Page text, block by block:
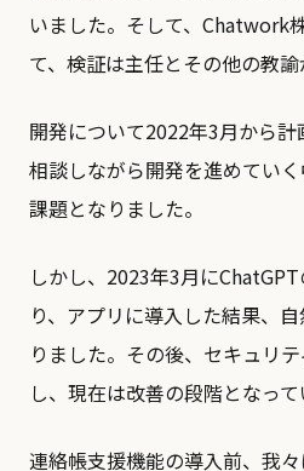
いました。そして、Chatwork
て、検証は主任とその他の教諭
開発について2022年3月から
相談しながら開発を進めてい
課題となりました。
しかし、2023年3月に
り、アプリに導入した結果、
りました。その後、セキュリ
し、現在は改善の段階となって
連絡帳支援機能の導入前、我